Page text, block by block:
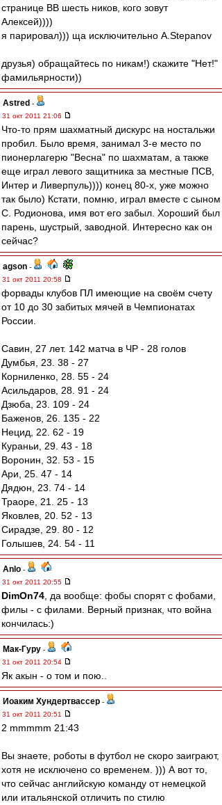
странице ВВ шесть ников, кого зовут
Алексей))))
я парировал))) ща исключительно A.Stepanov
друзья) обращайтесь по никам!) скажите "Нет!"
фамильярности))
Astred -
31 окт 2011 21:06
Что-то прям шахматный дискурс на ностальжи
пробил. Было время, занимал 3-е место по
пионерлагерю "Весна" по шахматам, а также
еще играл левого защитника за местные ПСВ,
Интер и Ливерпуль)))) конец 80-х, уже можно
так было) Кстати, помню, играл вместе с сыном
С. Родионова, имя вот его забыл. Хороший был
парень, шустрый, заводной. Интересно как он
сейчас?
agson -
31 окт 2011 20:58
форвады клубов ПЛ имеющие на своём счету
от 10 до 30 забитых мячей в Чемпионатах
России.
Савин, 27 лет. 142 матча в ЧР - 28 голов
Думбья, 23. 38 - 27
Корниленко, 28. 55 - 24
Асильдаров, 28. 91 - 24
Дзюба, 23. 109 - 24
Баженов, 26. 135 - 22
Нецид, 22. 62 - 19
Кураньи, 29. 43 - 18
Воронин, 32. 53 - 15
Ари, 25. 47 - 14
Дядюн, 23. 74 - 14
Траоре, 21. 25 - 13
Яковлев, 20. 52 - 13
Сирадзе, 29. 80 - 12
Голышев, 24. 54 - 11
Anlo -
31 окт 2011 20:55
DimOn74 , да вообще: фобы спорят с фобами,
филы - с филами. Верный признак, что война
кончилась:)
Мак-Гуру -
31 окт 2011 20:54
Як акын - о том и пою..
Иоаким Хундертвассер -
31 окт 2011 20:51
2 mmmmm 21:43
Вы знаете, роботы в футбол не скоро заиграют,
хотя не исключено со временем. ))) А вот то,
что сейчас английскую команду от немецкой
или итальянской отличить по стилю